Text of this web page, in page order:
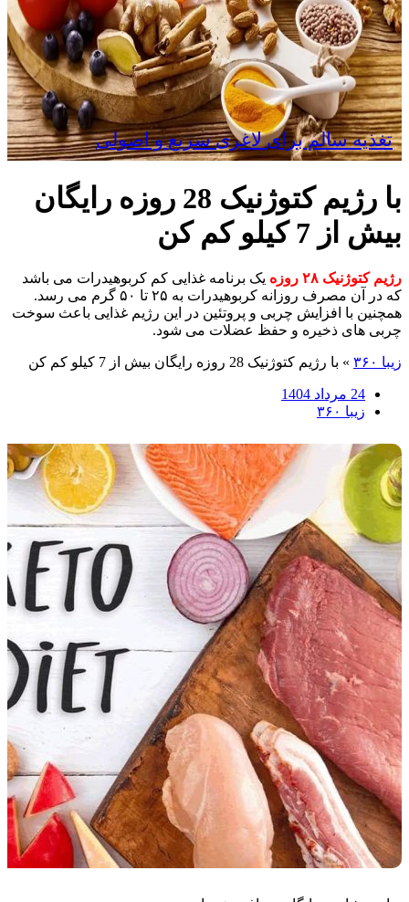
تغذیه سالم برای لاغری سریع و اصولی
با رژیم کتوژنیک 28 روزه رایگان
بیش از 7 کیلو کم کن
رژیم کتوژنیک ۲۸ روزه
یک برنامه غذایی کم‌ کربوهیدرات می باشد
که در آن مصرف روزانه کربوهیدرات به ۲۵ تا ۵۰ گرم می رسد.
همچنین با افزایش چربی و پروتئین در این رژیم غذایی باعث سوخت
چربی ‌های ذخیره و حفظ عضلات می‌ شود.
زیبا ۳۶۰ » با رژیم کتوژنیک 28 روزه رایگان بیش از 7 کیلو کم کن
24 مرداد 1404
زیبا ۳۶۰